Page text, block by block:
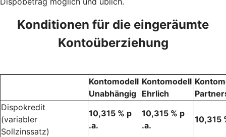
Konditionen für die eingeräumte
Kontoüberziehung
Kontomodell
Unabhängig
Kontomodell
Ehrlich
Dispokredit
(variabler
Sollzinssatz)
10,315 % p
.a.
10,315 % p
.a.
10,315